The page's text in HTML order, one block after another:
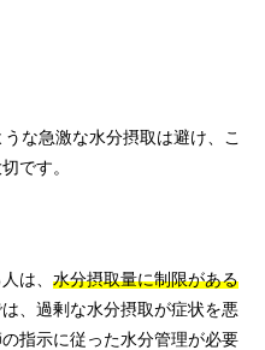
な急激な水分摂取は避け、こ
です。
は、 水分摂取量に制限がある
、過剰な水分摂取が症状を悪
指示に従った水分管理が必要